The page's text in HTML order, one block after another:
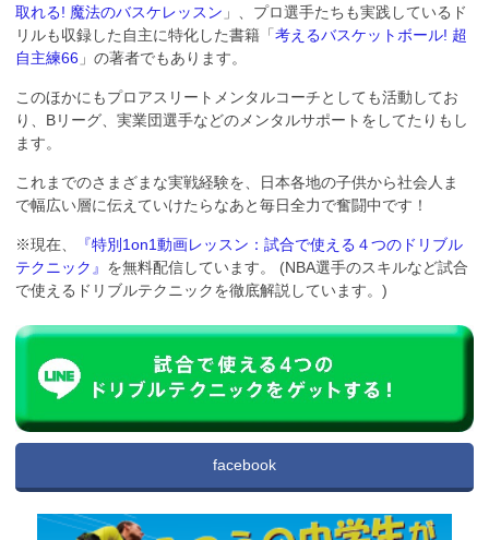
取れる! 魔法のバスケレッスン 」、プロ選手たちも実践しているド
リルも収録した自主に特化した書籍「考えるバスケットボール! 超
自主練66 」の著者でもあります。
このほかにもプロアスリートメンタルコーチとしても活動してお
り、Bリーグ、実業団選手などのメンタルサポートをしてたりもし
ます。
これまでのさまざまな実戦経験を、日本各地の子供から社会人ま
で幅広い層に伝えていけたらなあと毎日全力で奮闘中です！
※現在、
『特別1on1動画レッスン：試合で使える４つのドリブル
テクニック』 を無料配信しています。 (NBA選手のスキルなど試合
で使えるドリブルテクニックを徹底解説しています。)
facebook